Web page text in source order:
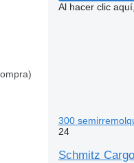
Al hacer clic
300
24
Schmitz